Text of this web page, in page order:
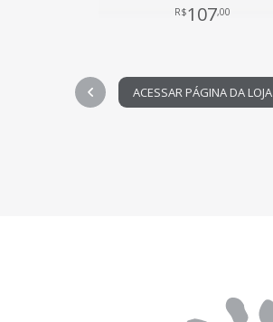
R$107,00
ACESSAR PÁGINA DA LOJA